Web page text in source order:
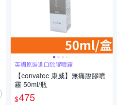
英國原裝進口除膠噴霧
【convatec 康威】無痛脫膠噴
霧 50ml/瓶
$475